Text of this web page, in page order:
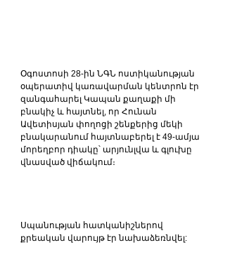
Օգոստոսի 28-ին ՆԳՆ ոստիկանության
օպերատիվ կառավարման կենտրոն էր
զանգահարել Կապան քաղաքի մի
բնակիչ և հայտնել, որ Հունան
Ավետիսյան փողոցի շենքերից մեկի
բնակարանում հայտնաբերել է 49-ամյա
մորեղբոր դիակը՝ արյունլվա և գլուխը
վնասված վիճակում։
Սպանության հատկանիշներով
քրեական վարույթ էր նախաձեռնվել: